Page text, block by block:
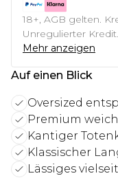
18+, AGB gelten.
Unregulierter Kredit.
Mehr anzeigen
Auf einen Blick
Oversized
Premium
Kantiger
Klassischer
Lässiges